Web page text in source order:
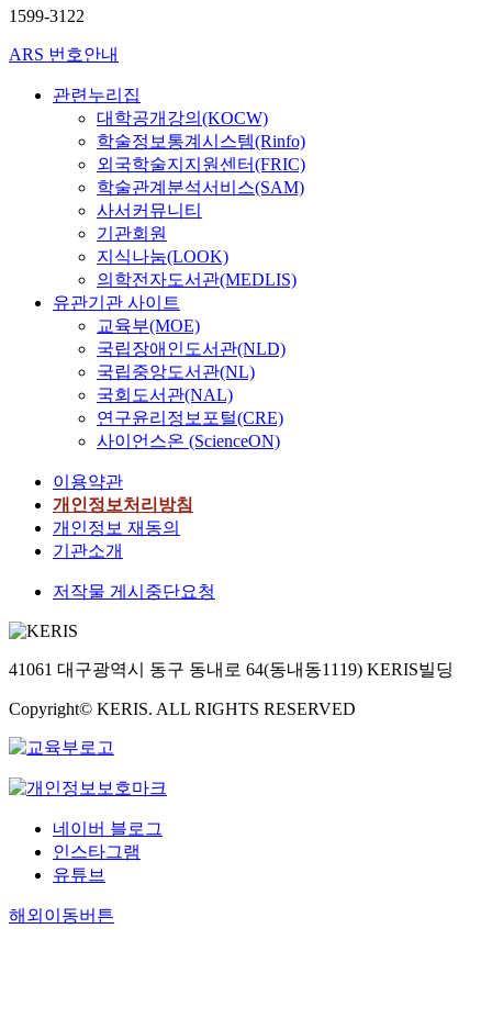
1599-3122
ARS 번호안내
관련누리집
대학공개강의(KOCW)
학술정보통계시스템(Rinfo)
외국학술지지원센터(FRIC)
학술관계분석서비스(SAM)
사서커뮤니티
기관회원
지식나눔(LOOK)
의학전자도서관(MEDLIS)
유관기관 사이트
교육부(MOE)
국립장애인도서관(NLD)
국립중앙도서관(NL)
국회도서관(NAL)
연구윤리정보포털(CRE)
사이언스온 (ScienceON)
이용약관
개인정보처리방침
개인정보 재동의
기관소개
저작물 게시중단요청
41061 대구광역시 동구 동내로 64(동내동1119) KERIS빌딩
Copyright© KERIS. ALL RIGHTS RESERVED
네이버 블로그
인스타그램
유튜브
해외이동버튼